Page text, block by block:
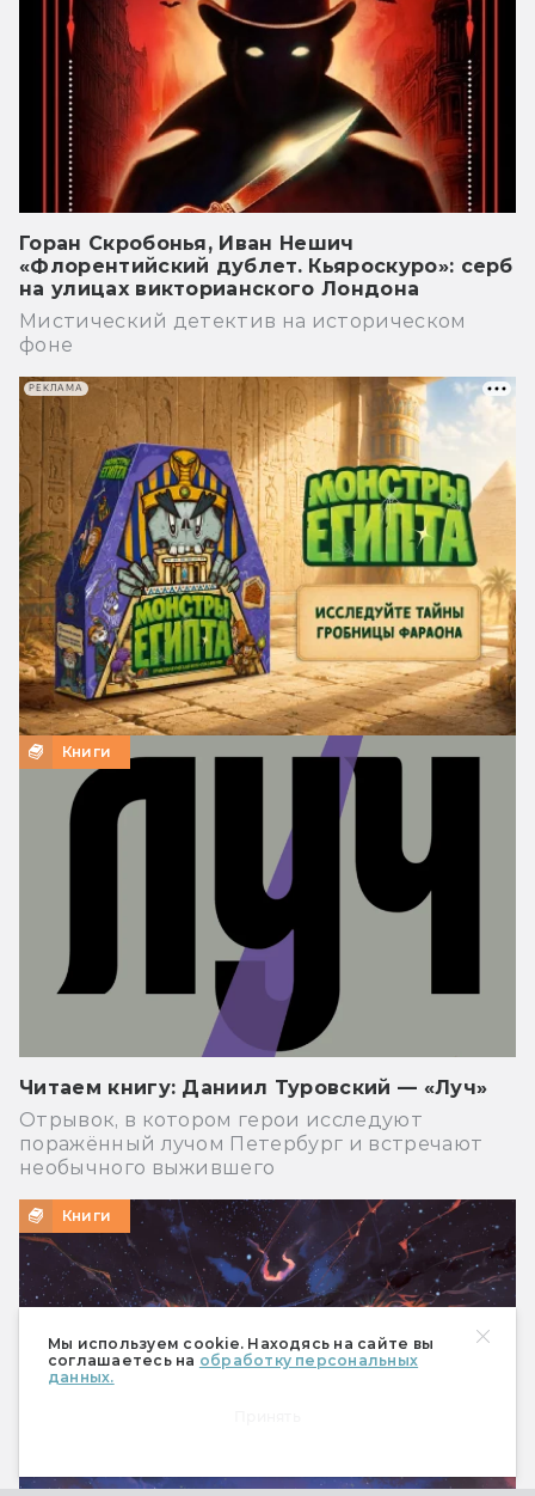
Мы используем cookie. Находясь на сайте вы
соглашаетесь на обработку персональных
данных.
Горан Скробонья, Иван Нешич
«Флорентийский дублет. Кьяроскуро»: серб
на улицах викторианского Лондона
Мистический детектив на историческом
фоне
Книги
Читаем книгу: Даниил Туровский — «Луч»
Отрывок, в котором герои исследуют
поражённый лучом Петербург и встречают
необычного выжившего
Книги
РЕКЛАМА